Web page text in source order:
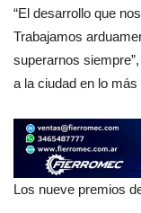
“El desarrollo que
Trabajamos
superarnos
a la ciudad en lo más
Los nueve premios